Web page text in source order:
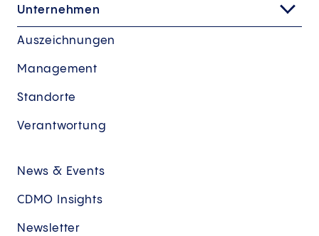
Unternehmen
Auszeichnungen
Management
Standorte
Verantwortung
News & Events
CDMO Insights
Newsletter